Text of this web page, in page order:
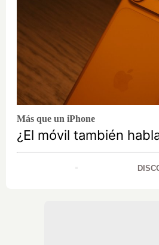
Más que un iPhone
¿El móvil también